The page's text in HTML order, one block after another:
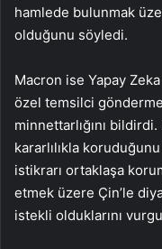
hamlede bulunmak
olduğunu söyledi.
Macron ise Yapay
özel temsilci
minnettarlığını
kararlılıkla
istikrarı ortaklaşa
etmek üzere Çin’le
istekli olduklarını